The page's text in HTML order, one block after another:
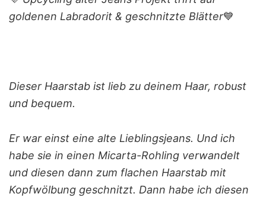
goldenen Labradorit & geschnitzte Blätter💙
Dieser Haarstab ist lieb zu deinem Haar, robust
und bequem.
Er war einst eine alte Lieblingsjeans. Und ich
habe sie in einen Micarta-Rohling verwandelt
und diesen dann zum flachen Haarstab mit
Kopfwölbung geschnitzt. Dann habe ich diesen